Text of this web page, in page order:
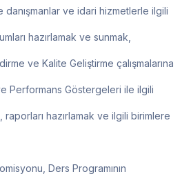
ve idari hizmetlerle ilgili
hazırlamak ve sunmak,
ve Kalite Geliştirme çalışmalarına
Performans Göstergeleri ile ilgili
raporları hazırlamak ve ilgili birimlere
Ders Programının